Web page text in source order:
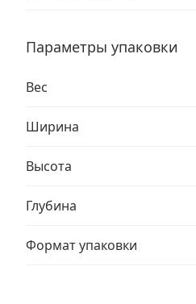
Параметры упаковки
Вес
Ширина
Высота
Глубина
Формат упаковки